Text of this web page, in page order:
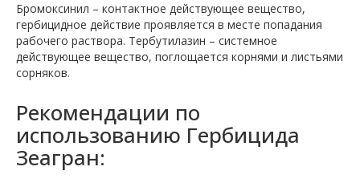
Бромоксинил – контактное действующее вещество,
гербицидное действие проявляется в месте попадания
рабочего раствора. Тербутилазин – системное
действующее вещество, поглощается корнями и листьями
сорняков.
Рекомендации по
использованию Гербицида
Зеагран: